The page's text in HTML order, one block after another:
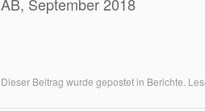
Dieser Beitrag wurde gepostet in Berichte .